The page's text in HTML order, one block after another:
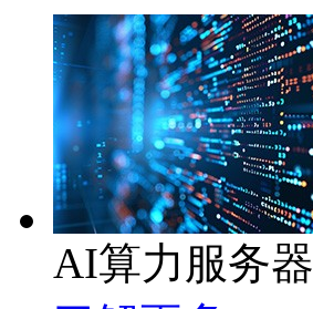
AI算力服务器